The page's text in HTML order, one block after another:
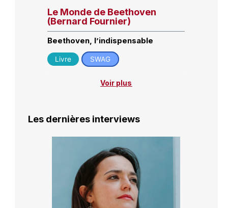
Le Monde de Beethoven
(Bernard Fournier)
Beethoven, l’indispensable
Livre SWAG
Voir plus
Les dernières interviews